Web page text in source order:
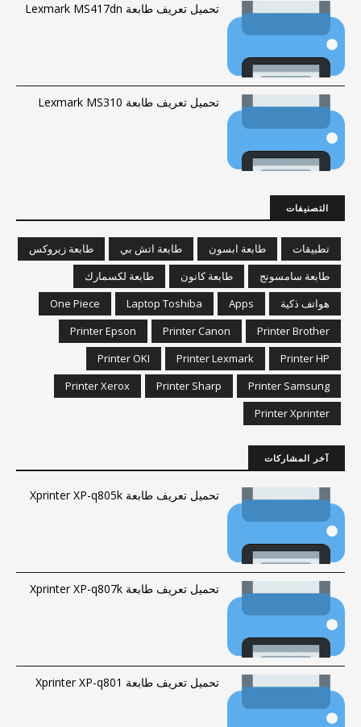
تحميل تعريف طابعة Lexmark MS417dn
تحميل تعريف طابعة Lexmark MS310
التصنيفات
تطبيقات طابعة ابسون طابعة اتش بي
طابعة زيروكس
طابعة سامسونج
طابعة كانون
طابعة لكسمارك
هواتف ذكية
Apps
Laptop Toshiba
One Piece
Printer Brother
Printer Canon
Printer Epson
Printer HP
Printer Lexmark
Printer OKI
Printer Samsung
Printer Sharp
Printer Xerox
Printer Xprinter
آخر المشاركات
تحميل تعريف طابعة Xprinter XP-q805k
تحميل تعريف طابعة Xprinter XP-q807k
تحميل تعريف طابعة Xprinter XP-q801